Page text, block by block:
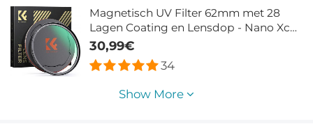
Magnetisch UV Filter 62mm met 28
Lagen Coating en Lensdop - Nano Xcel
Serie
30,99€
34
Show More